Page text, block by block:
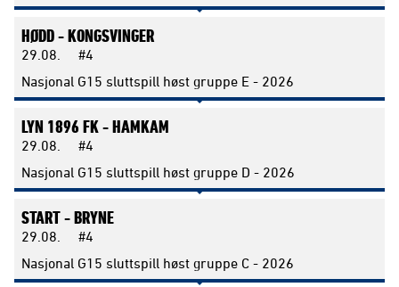
HØDD -KONGSVINGER
29.08.
#4
Nasjonal G15 sluttspill høst gruppe E - 2026
LYN 1896 FK -HAMKAM
29.08.
#4
Nasjonal G15 sluttspill høst gruppe D - 2026
START -BRYNE
29.08.
#4
Nasjonal G15 sluttspill høst gruppe C - 2026